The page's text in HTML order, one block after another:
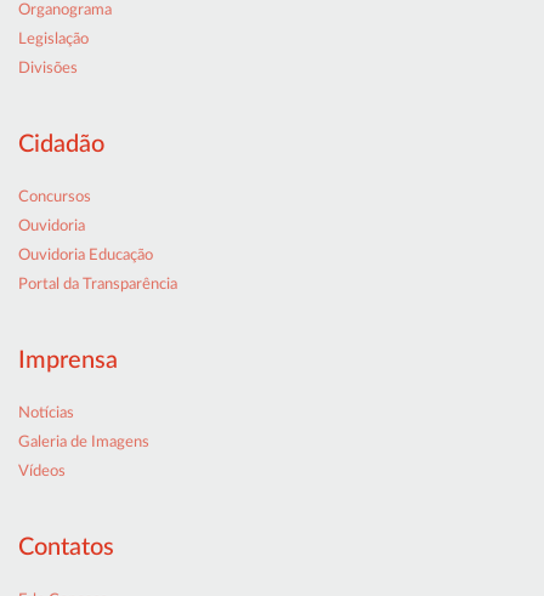
Organograma
Legislação
Divisões
Cidadão
Concursos
Ouvidoria
Ouvidoria Educação
Portal da Transparência
Imprensa
Notícias
Galeria de Imagens
Vídeos
Contatos